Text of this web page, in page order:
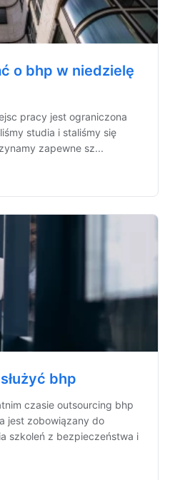
o bhp w niedzielę
pracy jest ograniczona
studia i staliśmy się
zapewne sz...
bhp
czasie outsourcing bhp
jest zobowiązany do
szkoleń z bezpieczeństwa i